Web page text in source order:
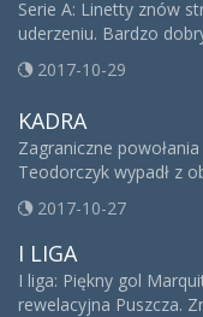
Serie A: Linetty znów
uderzeniu. Bardzo
2017-10-29
KADRA
Zagraniczne
Teodorczyk wypadł z
2017-10-27
I LIGA
I liga: Piękny gol
rewelacyjna Puszcza.